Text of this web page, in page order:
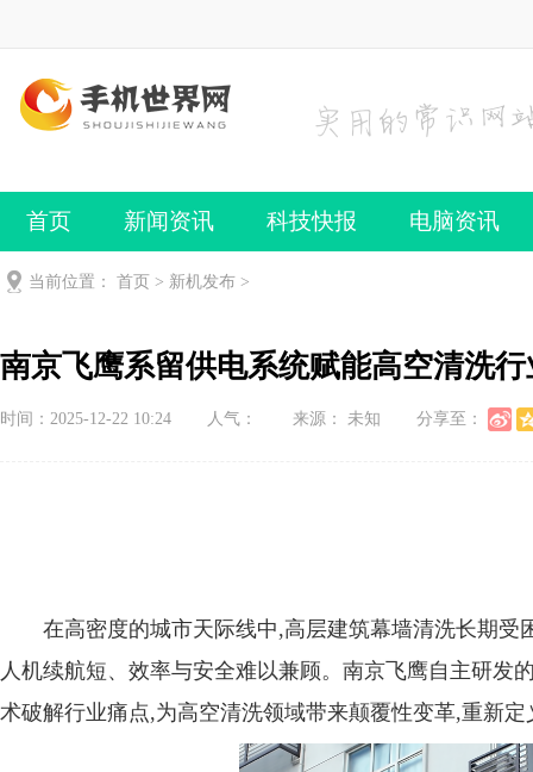
首页 新闻资讯 科技快报 电脑资讯
手机频道 手机技巧
当前位置： 首页 > 新机发布 >
南京飞鹰系留供电系统赋能高空清洗行
时间：2025-12-22 10:24 人气： 来源： 未知 分享至：
在高密度的城市天际线中,高层建筑幕墙清洗长期受
人机续航短、效率与安全难以兼顾。南京飞鹰自主研发
术破解行业痛点,为高空清洗领域带来颠覆性变革,重新